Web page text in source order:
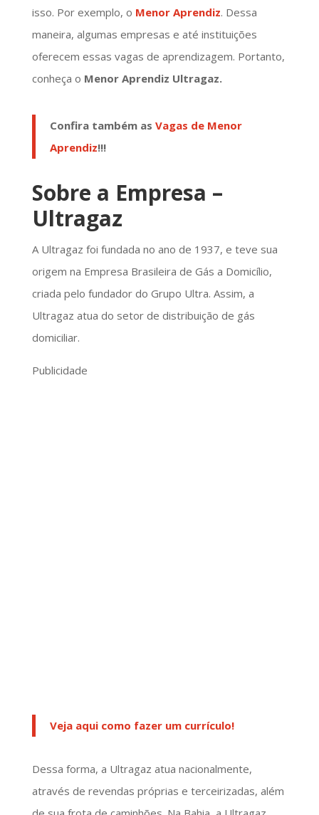
isso. Por exemplo, o Menor Aprendiz. Dessa
maneira, algumas empresas e até instituições
oferecem essas vagas de aprendizagem. Portanto,
conheça o Menor Aprendiz Ultragaz.
Confira também as Vagas de Menor
Aprendiz!!!
Sobre a Empresa –
Ultragaz
A Ultragaz foi fundada no ano de 1937, e teve sua
origem na Empresa Brasileira de Gás a Domicílio,
criada pelo fundador do Grupo Ultra. Assim, a
Ultragaz atua do setor de distribuição de gás
domiciliar.
Publicidade
Veja aqui como fazer um currículo!
Dessa forma, a Ultragaz atua nacionalmente,
através de revendas próprias e terceirizadas, além